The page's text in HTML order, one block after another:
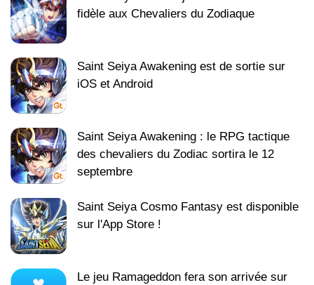
fidèle aux Chevaliers du Zodiaque
Saint Seiya Awakening est de sortie sur
iOS et Android
Saint Seiya Awakening : le RPG tactique
des chevaliers du Zodiac sortira le 12
septembre
Saint Seiya Cosmo Fantasy est disponible
sur l'App Store !
Le jeu Ramageddon fera son arrivée sur